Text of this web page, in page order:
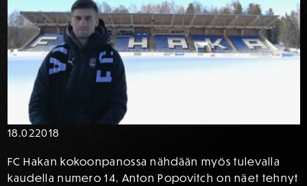
18.022018
FC Hakan kokoonpanossa nähdään myös tulevalla
kaudella numero 14. Anton Popovitch on näet tehnyt